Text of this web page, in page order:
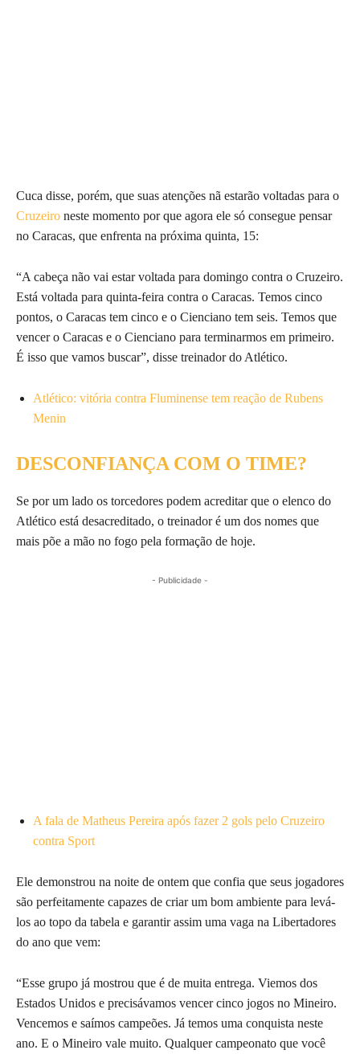
Cuca disse, porém, que suas atenções nã estarão voltadas para o
Cruzeiro neste momento por que agora ele só consegue pensar
no Caracas, que enfrenta na próxima quinta, 15:
“A cabeça não vai estar voltada para domingo contra o Cruzeiro.
Está voltada para quinta-feira contra o Caracas. Temos cinco
pontos, o Caracas tem cinco e o Cienciano tem seis. Temos que
vencer o Caracas e o Cienciano para terminarmos em primeiro.
É isso que vamos buscar”, disse treinador do Atlético.
Atlético: vitória contra Fluminense tem reação de Rubens
Menin
DESCONFIANÇA COM O TIME?
Se por um lado os torcedores podem acreditar que o elenco do
Atlético está desacreditado, o treinador é um dos nomes que
mais põe a mão no fogo pela formação de hoje.
- Publicidade -
A fala de Matheus Pereira após fazer 2 gols pelo Cruzeiro
contra Sport
Ele demonstrou na noite de ontem que confia que seus jogadores
são perfeitamente capazes de criar um bom ambiente para levá-
los ao topo da tabela e garantir assim uma vaga na Libertadores
do ano que vem:
“Esse grupo já mostrou que é de muita entrega. Viemos dos
Estados Unidos e precisávamos vencer cinco jogos no Mineiro.
Vencemos e saímos campeões. Já temos uma conquista neste
ano. E o Mineiro vale muito. Qualquer campeonato que você